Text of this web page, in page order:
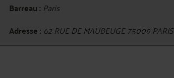
Barreau : Paris
Adresse : 62 RUE DE MAUBEUGE 75009 PARIS